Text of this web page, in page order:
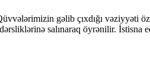
gəlib çıxdığı vəziyyəti
salınaraq öyrənilir.